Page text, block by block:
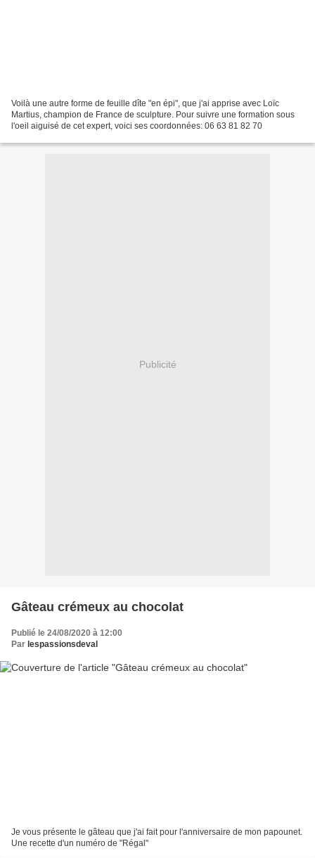
Voilà une autre forme de feuille dîte "en épi", que j'ai apprise avec Loïc
Martius, champion de France de sculpture. Pour suivre une formation sous
l'oeil aiguisé de cet expert, voici ses coordonnées: 06 63 81 82 70
Publicité
Gâteau crémeux au chocolat
Publié le 24/08/2020 à 12:00
Par lespassionsdeval
Je vous présente le gâteau que j'ai fait pour l'anniversaire de mon papounet.
Une recette d'un numéro de "Régal"